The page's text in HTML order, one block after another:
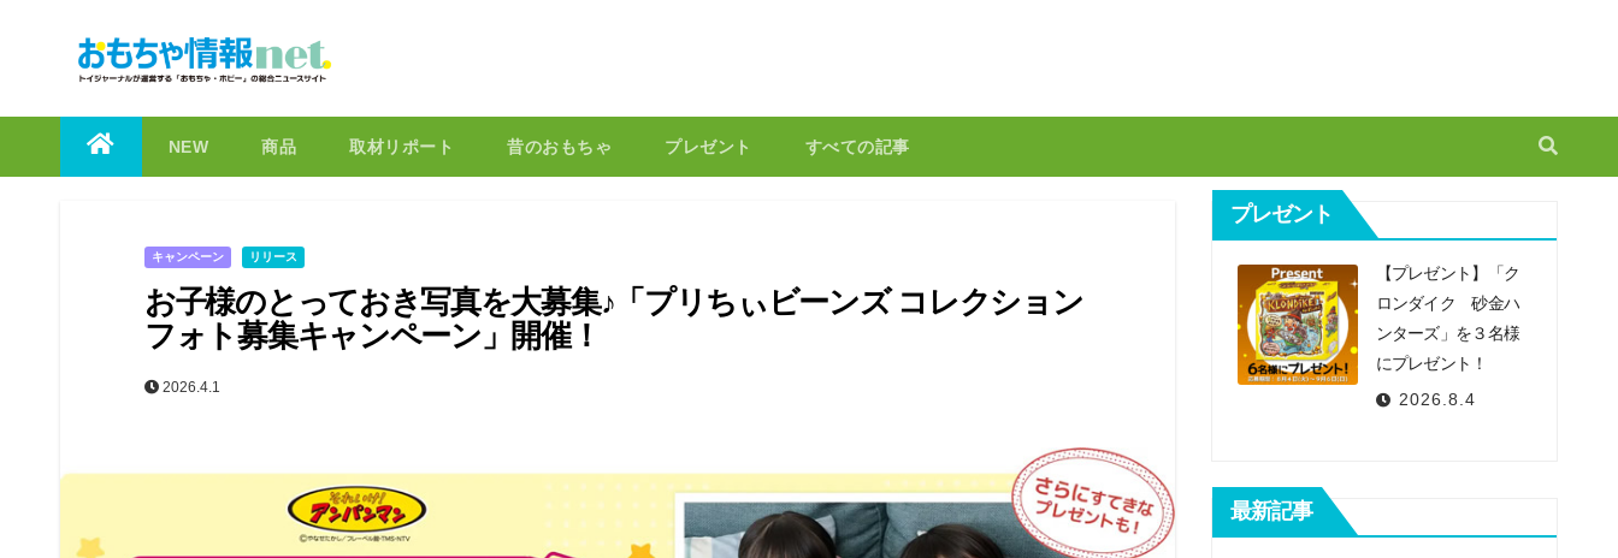
NEW 商品 取材リポート 昔のおもちゃ プレゼント すべての記事
キャンペーン リリース
お子様のとっておき写真を大募集♪「プリちぃビーンズ コレクション
フォト募集キャンペーン」開催！
2026.4.1
プレゼント
【プレゼント】「ク
ロンダイク 砂金ハ
ンターズ」を３名様
にプレゼント！
2026.8.4
最新記事